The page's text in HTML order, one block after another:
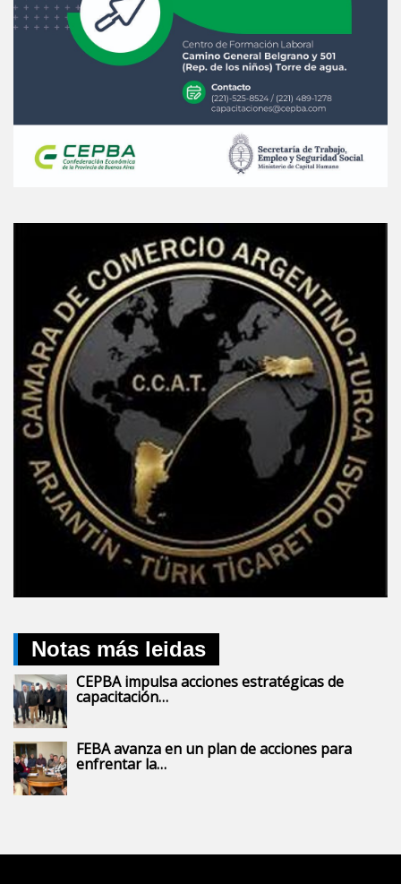
Notas más leidas
CEPBA impulsa acciones estratégicas de
capacitación…
FEBA avanza en un plan de acciones para
enfrentar la…